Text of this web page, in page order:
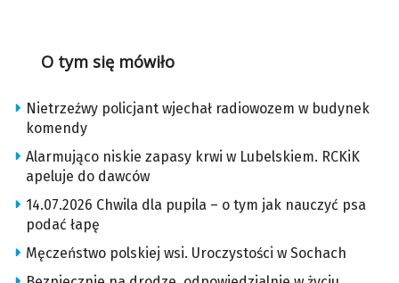
O tym się mówiło
Nietrzeźwy policjant wjechał radiowozem w budynek
komendy
Alarmująco niskie zapasy krwi w Lubelskiem. RCKiK
apeluje do dawców
14.07.2026 Chwila dla pupila – o tym jak nauczyć psa
podać łapę
Męczeństwo polskiej wsi. Uroczystości w Sochach